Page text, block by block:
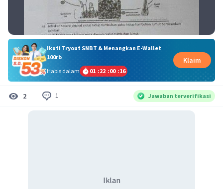
Ikuti Tryout SNBT & Menangkan E-Wallet
100rb
Habis dalam
01 :22 :00 :16
Klaim
2 1 Jawaban terverifikasi
Iklan